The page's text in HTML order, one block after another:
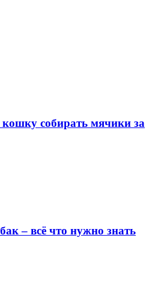
собирать мячики за
– всё что нужно знать